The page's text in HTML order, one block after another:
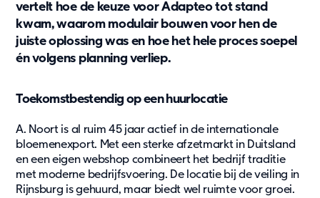
Nieuws
Klantcases
Updates
Pers & media
Vacatures
Jouw samenwerkingspartner
vertelt hoe de keuze voor Adapteo tot stand
kwam, waarom modulair bouwen voor hen de
juiste oplossing was en hoe het hele proces soepel
én volgens planning verliep.
Toekomstbestendig op een huurlocatie
A. Noort is al ruim 45 jaar actief in de internationale
bloemenexport. Met een sterke afzetmarkt in Duitsland
en een eigen webshop combineert het bedrijf traditie
met moderne bedrijfsvoering. De locatie bij de veiling in
Rijnsburg is gehuurd, maar biedt wel ruimte voor groei.